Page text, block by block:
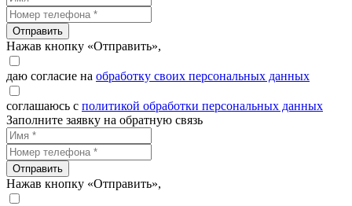
Отправить
Нажав кнопку «Отправить»,
даю согласие на обработку своих персональных данных
соглашаюсь с политикой обработки персональных данных
Заполните заявку на обратную связь
Отправить
Нажав кнопку «Отправить»,